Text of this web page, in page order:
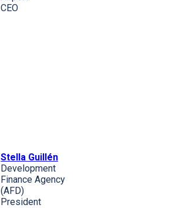
CEO
Stella Guillén
Development
Finance Agency
(AFD)
President